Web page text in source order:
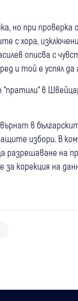
но при
с хора,
описва с
и той е успял да
в
в
избори. В
разрешаване на
за корекция на
изсипаниза